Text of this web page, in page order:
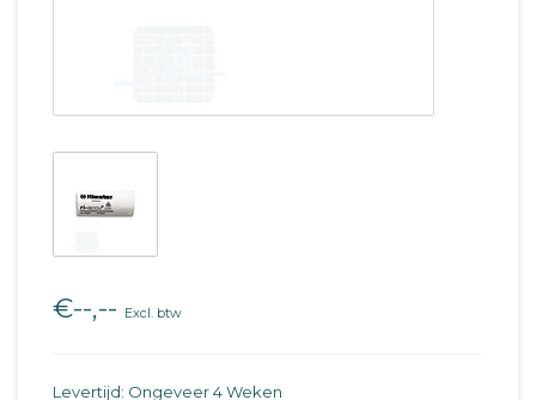
€--,-- Excl. btw
Levertijd: Ongeveer 4 Weken